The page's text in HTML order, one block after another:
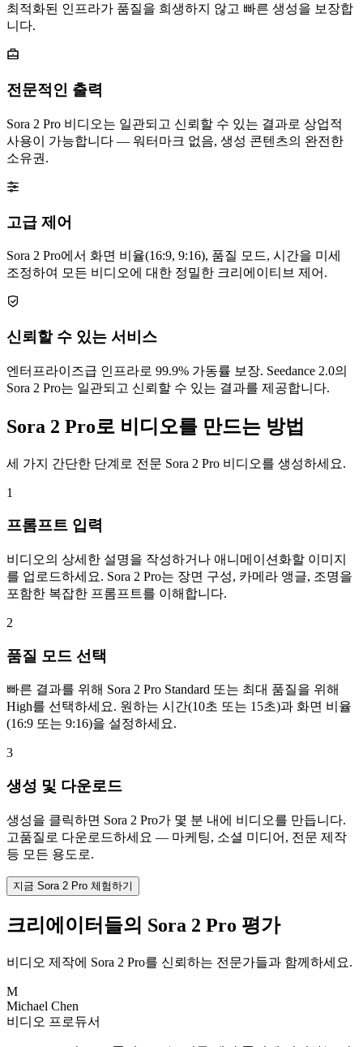
최적화된 인프라가 품질을 희생하지 않고 빠른 생성을 보장합
니다.
전문적인 출력
Sora 2 Pro 비디오는 일관되고 신뢰할 수 있는 결과로 상업적
사용이 가능합니다 — 워터마크 없음, 생성 콘텐츠의 완전한
소유권.
고급 제어
Sora 2 Pro에서 화면 비율(16:9, 9:16), 품질 모드, 시간을 미세
조정하여 모든 비디오에 대한 정밀한 크리에이티브 제어.
신뢰할 수 있는 서비스
엔터프라이즈급 인프라로 99.9% 가동률 보장. Seedance 2.0의
Sora 2 Pro는 일관되고 신뢰할 수 있는 결과를 제공합니다.
Sora 2 Pro로 비디오를 만드는 방법
세 가지 간단한 단계로 전문 Sora 2 Pro 비디오를 생성하세요.
1
프롬프트 입력
비디오의 상세한 설명을 작성하거나 애니메이션화할 이미지
를 업로드하세요. Sora 2 Pro는 장면 구성, 카메라 앵글, 조명을
포함한 복잡한 프롬프트를 이해합니다.
2
품질 모드 선택
빠른 결과를 위해 Sora 2 Pro Standard 또는 최대 품질을 위해
High를 선택하세요. 원하는 시간(10초 또는 15초)과 화면 비율
(16:9 또는 9:16)을 설정하세요.
3
생성 및 다운로드
생성을 클릭하면 Sora 2 Pro가 몇 분 내에 비디오를 만듭니다.
고품질로 다운로드하세요 — 마케팅, 소셜 미디어, 전문 제작
등 모든 용도로.
지금 Sora 2 Pro 체험하기
크리에이터들의 Sora 2 Pro 평가
비디오 제작에 Sora 2 Pro를 신뢰하는 전문가들과 함께하세요.
M
Michael Chen
비디오 프로듀서